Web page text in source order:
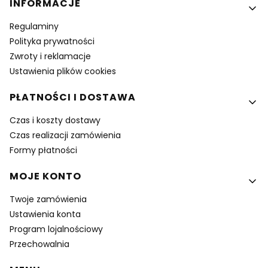
INFORMACJE
Regulaminy
Polityka prywatności
Zwroty i reklamacje
Ustawienia plików cookies
PŁATNOŚCI I DOSTAWA
Czas i koszty dostawy
Czas realizacji zamówienia
Formy płatności
MOJE KONTO
Twoje zamówienia
Ustawienia konta
Program lojalnościowy
Przechowalnia